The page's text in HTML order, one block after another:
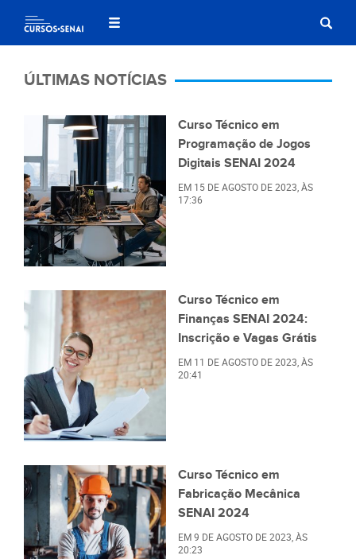
ÚLTIMAS NOTÍCIAS
Curso Técnico em
Programação de Jogos
Digitais SENAI 2024
EM 15 DE AGOSTO DE 2023 , ÀS
17:36
Curso Técnico em
Finanças SENAI 2024:
Inscrição e Vagas Grátis
EM 11 DE AGOSTO DE 2023 , ÀS
20:41
Curso Técnico em
Fabricação Mecânica
SENAI 2024
EM9 DE AGOSTO DE 2023, ÀS
20:23